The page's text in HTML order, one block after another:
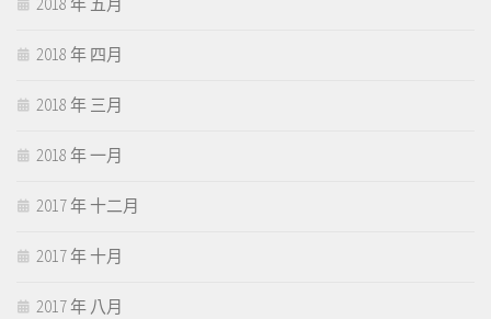
2018 年 五月
2018 年 四月
2018 年 三月
2018 年 一月
2017 年 十二月
2017 年 十月
2017 年 八月